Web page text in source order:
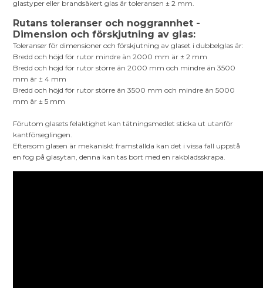
glastyper eller brandsäkert glas är toleransen ± 2 mm.
Rutans toleranser och noggrannhet -
Dimension och förskjutning av glas:
Toleranser för dimensioner och förskjutning av glaset i dubbelglas är:
Bredd och höjd för rutor mindre än 2000 mm är ± 2 mm
Bredd och höjd för rutor större än 2000 mm och mindre än 3500
mm är ± 4 mm
Bredd och höjd för rutor större än 3500 mm och mindre än 5000
mm är ± 5 mm
Förutom glasets felaktighet kan tätningsmedlet sticka ut utanför
kantförseglingen.
Eftersom glasen är mekaniskt framställda kan det i vissa fall uppstå
en fog på glasytan, denna kan tas bort med en rakbladsskrapa.